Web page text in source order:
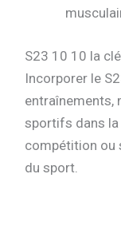
S23 10 10 la
Incorporer le
entraînements,
sportifs dans la
compétition ou
du sport.